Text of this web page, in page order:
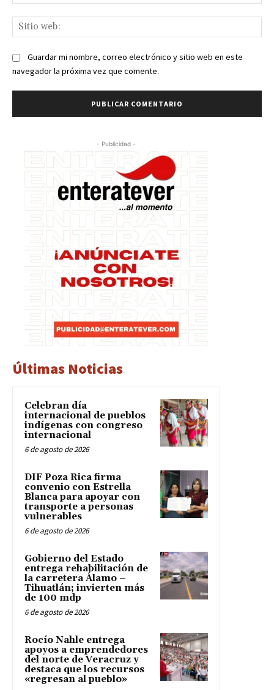
Guardar mi nombre, correo electrónico y sitio web en este
navegador la próxima vez que comente.
- Publicidad -
Últimas Noticias
Celebran día
internacional de pueblos
indígenas con congreso
internacional
6 de agosto de 2026
DIF Poza Rica firma
convenio con Estrella
Blanca para apoyar con
transporte a personas
vulnerables
6 de agosto de 2026
Gobierno del Estado
entrega rehabilitación de
la carretera Álamo –
Tihuatlán; invierten más
de 100 mdp
6 de agosto de 2026
Rocío Nahle entrega
apoyos a emprendedores
del norte de Veracruz y
destaca que los recursos
«regresan al pueblo»